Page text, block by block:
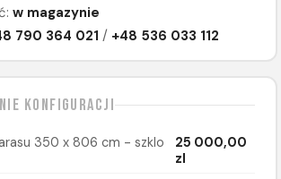
w magazynie
790 364 021 / +48 536 033 112
konfiguracji
350 x 806 cm - szklo
25 000,00
zl